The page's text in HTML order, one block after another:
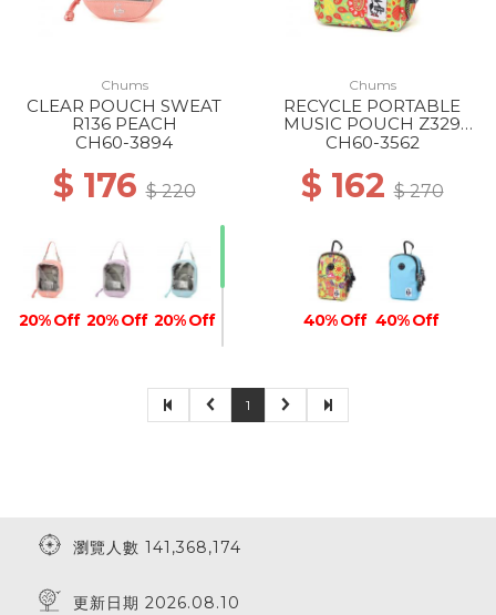
Chums
CLEAR POUCH SWEAT
R136 PEACH
CH60-3894
$ 176$ 220
20% Off 20% Off 20% Off
Chums
RECYCLE PORTABLE
MUSIC POUCH Z329
PSYCHE
CH60-3562
$ 162$ 270
40% Off 40% Off
1
瀏覽人數 141,368,174
更新日期 2026.08.10